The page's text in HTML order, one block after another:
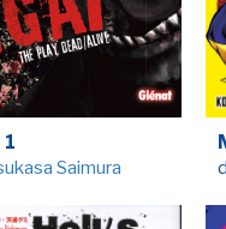
1
Saimura